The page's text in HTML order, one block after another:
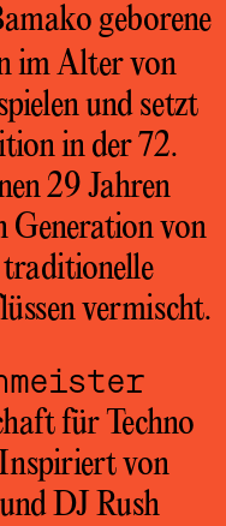
geborene
im Alter von
und setzt
in der 72.
29 Jahren
Generation von
vermischt.
für Techno
von
DJ Rush